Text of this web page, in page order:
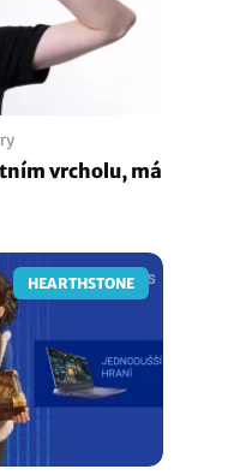
vrcholu, má
HEARTHSTONE